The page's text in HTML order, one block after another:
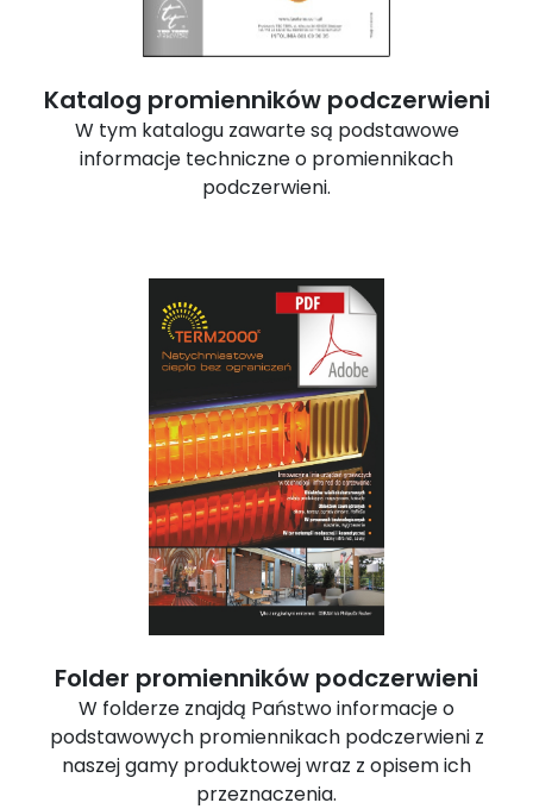
Katalog promienników podczerwieni
W tym katalogu zawarte są podstawowe
informacje techniczne o promiennikach
podczerwieni.
Folder promienników podczerwieni
W folderze znajdą Państwo informacje o
podstawowych promiennikach podczerwieni z
naszej gamy produktowej wraz z opisem ich
przeznaczenia.